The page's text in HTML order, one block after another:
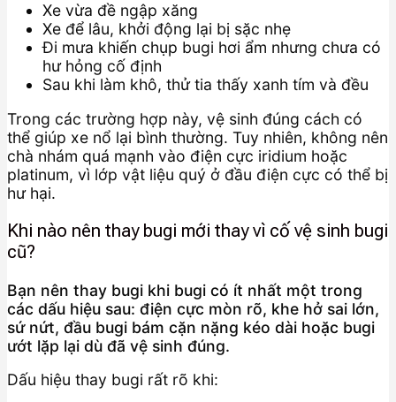
Xe vừa đề ngập xăng
Xe để lâu, khởi động lại bị sặc nhẹ
Đi mưa khiến chụp bugi hơi ẩm nhưng chưa có
hư hỏng cố định
Sau khi làm khô, thử tia thấy xanh tím và đều
Trong các trường hợp này, vệ sinh đúng cách có
thể giúp xe nổ lại bình thường. Tuy nhiên, không nên
chà nhám quá mạnh vào điện cực iridium hoặc
platinum, vì lớp vật liệu quý ở đầu điện cực có thể bị
hư hại.
Khi nào nên thay bugi mới thay vì cố vệ sinh bugi
cũ?
Bạn nên thay bugi khi bugi có ít nhất một trong
các dấu hiệu sau: điện cực mòn rõ, khe hở sai lớn,
sứ nứt, đầu bugi bám cặn nặng kéo dài hoặc bugi
ướt lặp lại dù đã vệ sinh đúng.
Dấu hiệu thay bugi rất rõ khi: